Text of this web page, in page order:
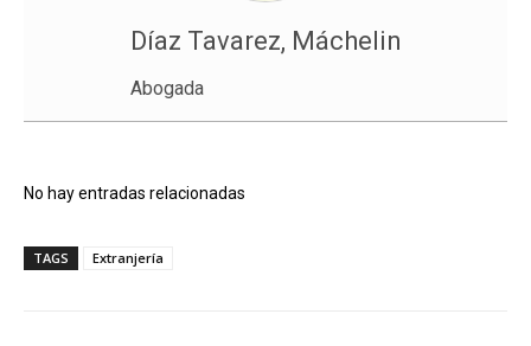
Díaz Tavarez, Máchelin
Abogada
No hay entradas relacionadas
TAGS Extranjería